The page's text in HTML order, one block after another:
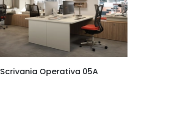
Scrivania Operativa 05A